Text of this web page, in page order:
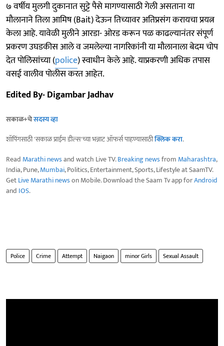
७ वर्षीय मुलगी दुकानात सुट्टे पैसे मागण्यासाठी गेली असताना या
मौलानाने तिला आमिष (Bait) देऊन तिच्यावर अतिप्रसंग करायचा प्रयत्न
केला आहे. यावेळी मुलीने आरडा- ओरड करून पळ काढल्यानंतर संपूर्ण
प्रकरण उघडकीस आले व जमलेल्या नागरिकांनी या मौलानाला बेदम चोप
देत पोलिसांच्या (police) स्वाधीन केले आहे. याप्रकरणी अधिक तपास
वसई वालीव पोलीस करत आहेत.
Edited By- Digambar Jadhav
सकाळ+चेसदस्य व्हा
शॉपिंगसाठी 'सकाळ प्राईम डील्स'च्या भन्नाट ऑफर्स पाहण्यासाठीक्लिक करा.
Read Marathi newsand watch Live TV.Breaking newsfrom Maharashtra,
India, Pune,Mumbai, Politics, Entertainment, Sports, Lifestyle at SaamTV.
GetLive Marathi newson Mobile. Download the Saam Tv app forAndroid
and IOS.
Police Crime Attempt Naigaon minor Girls Sexual Assault